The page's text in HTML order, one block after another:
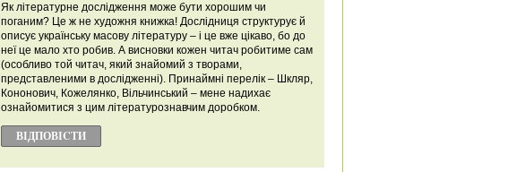
Як літературне дослідження може бути хорошим чи
поганим? Це ж не художня книжка! Дослідниця структурує й
описує українську масову літературу – і це вже цікаво, бо до
неї це мало хто робив. А висновки кожен читач робитиме сам
(особливо той читач, який знайомий з творами,
представленими в дослідженні). Принаймні перелік – Шкляр,
Кононович, Кожелянко, Вільчинський – мене надихає
ознайомитися з цим літературознавчим доробком.
ВІДПОВІCТИ